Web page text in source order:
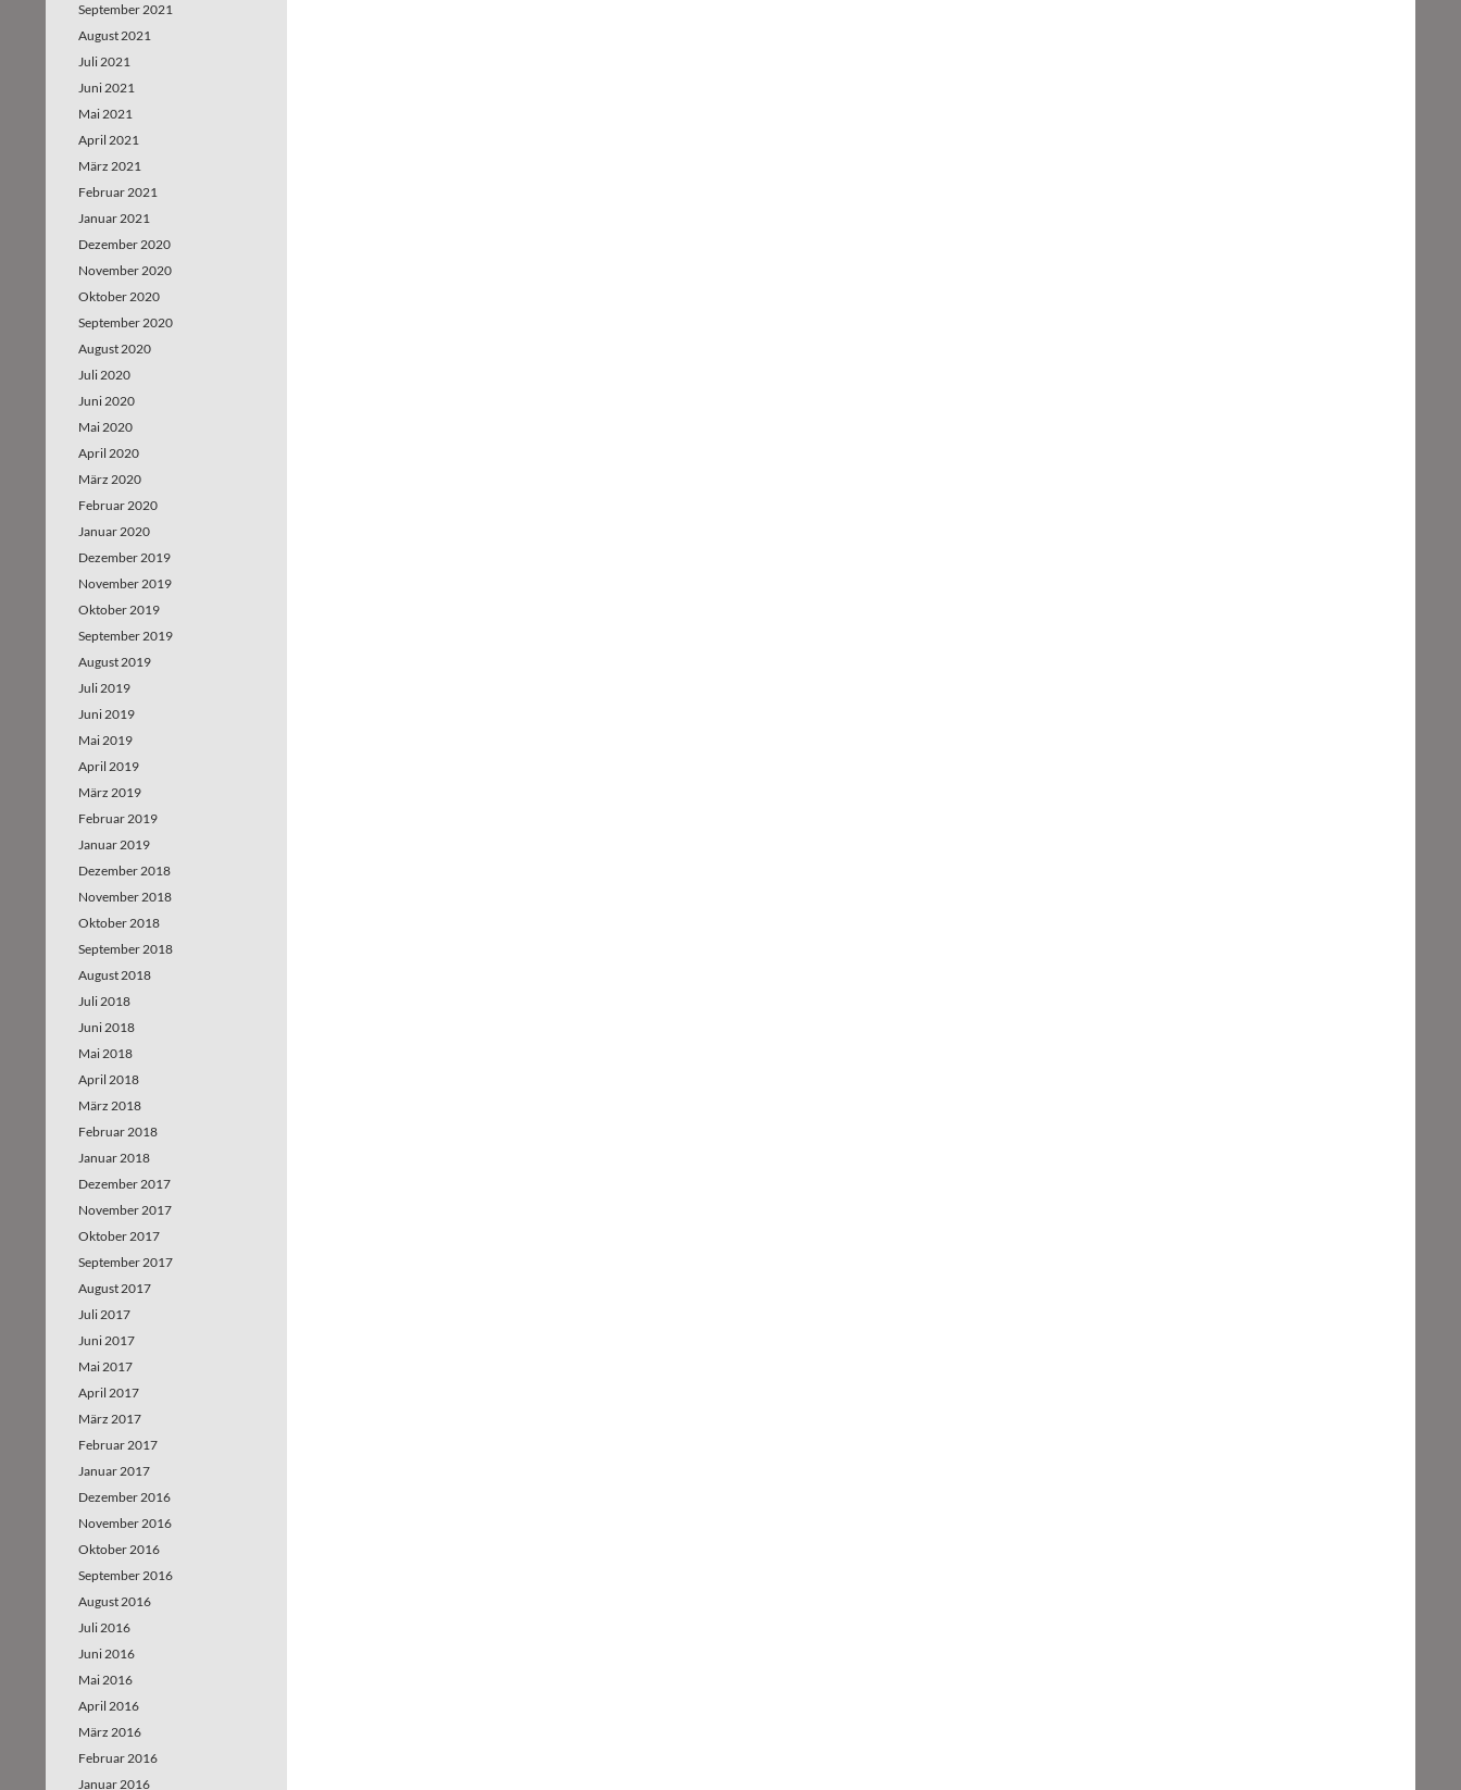
September 2021
August 2021
Juli 2021
Juni 2021
Mai 2021
April 2021
März 2021
Februar 2021
Januar 2021
Dezember 2020
November 2020
Oktober 2020
September 2020
August 2020
Juli 2020
Juni 2020
Mai 2020
April 2020
März 2020
Februar 2020
Januar 2020
Dezember 2019
November 2019
Oktober 2019
September 2019
August 2019
Juli 2019
Juni 2019
Mai 2019
April 2019
März 2019
Februar 2019
Januar 2019
Dezember 2018
November 2018
Oktober 2018
September 2018
August 2018
Juli 2018
Juni 2018
Mai 2018
April 2018
März 2018
Februar 2018
Januar 2018
Dezember 2017
November 2017
Oktober 2017
September 2017
August 2017
Juli 2017
Juni 2017
Mai 2017
April 2017
März 2017
Februar 2017
Januar 2017
Dezember 2016
November 2016
Oktober 2016
September 2016
August 2016
Juli 2016
Juni 2016
Mai 2016
April 2016
März 2016
Februar 2016
Januar 2016